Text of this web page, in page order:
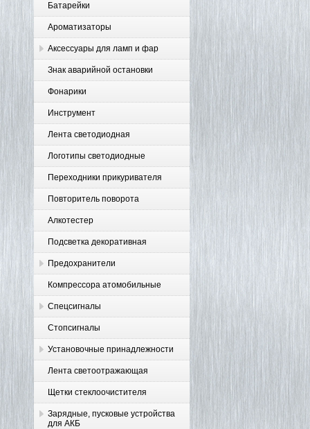
Батарейки
Ароматизаторы
Аксессуары для ламп и фар
Знак аварийной остановки
Фонарики
Инструмент
Лента светодиодная
Логотипы светодиодные
Переходники прикуривателя
Повторитель поворота
Алкотестер
Подсветка декоративная
Предохранители
Компрессора атомобильные
Спецсигналы
Стопсигналы
Установочные принадлежности
Лента светоотражающая
Щетки стеклоочистителя
Зарядные, пусковые устройства
для АКБ